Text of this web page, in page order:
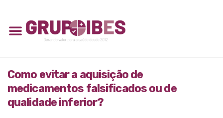
Como evitar a aquisição de
medicamentos falsificados ou de
qualidade inferior?